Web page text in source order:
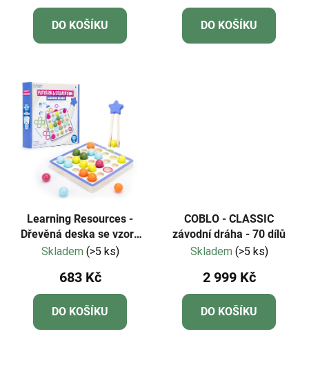
DO KOŠÍKU DO KOŠÍKU
Learning Resources -
Dřevěná deska se vzory
a sekvencemi
Skladem (>5 ks)
683 Kč
DO KOŠÍKU
COBLO - CLASSIC
závodní dráha - 70 dílů
Skladem (>5 ks)
2 999 Kč
DO KOŠÍKU